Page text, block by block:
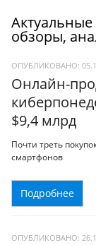
обзоры,
ОПУБЛИКОВАНО:
Онлайн-
$9,4 млрд
Почти треть
смартфонов
Подробнее
ОПУБЛИКОВАНО: